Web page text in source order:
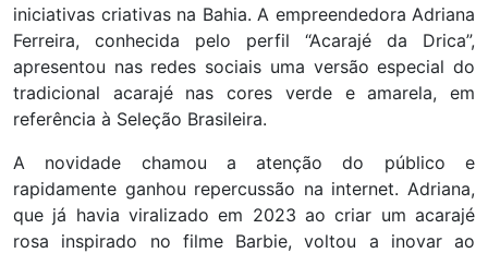
iniciativas criativas na Bahia. A empreendedora Adriana
Ferreira, conhecida pelo perfil “Acarajé da Drica”,
apresentou nas redes sociais uma versão especial do
tradicional acarajé nas cores verde e amarela, em
referência à Seleção Brasileira.
A novidade chamou a atenção do público e
rapidamente ganhou repercussão na internet. Adriana,
que já havia viralizado em 2023 ao criar um acarajé
rosa inspirado no filme Barbie, voltou a inovar ao